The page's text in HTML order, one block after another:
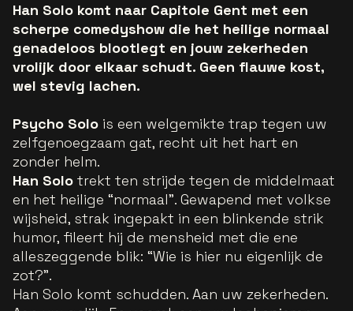
Han Solo komt naar Capitole Gent met een
scherpe comedyshow die het heilige normaal
genadeloos blootlegt en jouw zekerheden
vrolijk door elkaar schudt. Geen flauwe kost,
wel stevig lachen.
Psycho Solo is een welgemikte trap tegen uw
zelfgenoegzaam gat, recht uit het hart en
zonder helm.
Han Solo trekt ten strijde tegen de middelmaat
en het heilige “normaal”. Gewapend met volkse
wijsheid, strak ingepakt in een blinkende strik
humor, fileert hij de mensheid met die ene
alleszeggende blik: “Wie is hier nu eigenlijk de
zot?”.
Han Solo komt schudden. Aan uw zekerheden.